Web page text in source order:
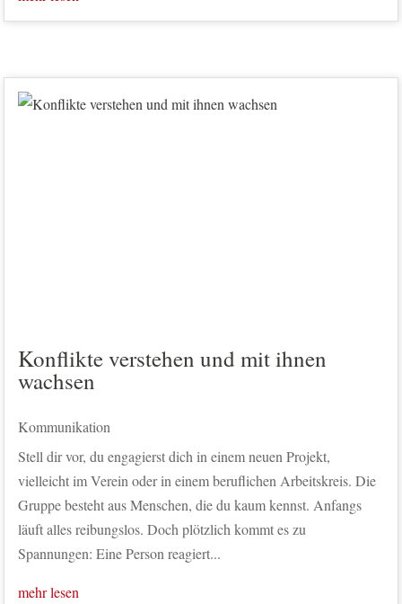
Konflikte verstehen und mit ihnen
wachsen
Kommunikation
Stell dir vor, du engagierst dich in einem neuen Projekt,
vielleicht im Verein oder in einem beruflichen Arbeitskreis. Die
Gruppe besteht aus Menschen, die du kaum kennst. Anfangs
läuft alles reibungslos. Doch plötzlich kommt es zu
Spannungen: Eine Person reagiert...
mehr lesen